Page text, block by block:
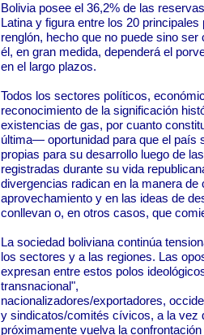
Bolivia posee el 36,2% de las
Latina y figura entre los 20
renglón, hecho que no puede sino
él, en gran medida, dependerá el
en el largo plazos.
Todos los sectores políticos,
reconocimiento de la significación
existencias de gas, por cuanto
última— oportunidad para que el país
propias para su desarrollo luego de
registradas durante su vida
divergencias radican en la manera de
aprovechamiento y en las ideas de
conllevan o, en otros casos, que
La sociedad boliviana continúa
los sectores y a las regiones. Las
expresan entre estos polos
transnacional",
nacionalizadores/exportadores,
y sindicatos/comités cívicos, a la vez
próximamente vuelva la